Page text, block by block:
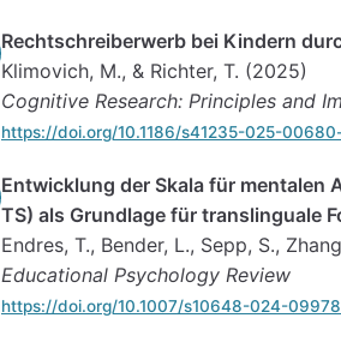
Rechtschreiberwerb bei Kindern
Klimovich, M., & Richter, T. (2025)
Cognitive Research: Principles and
https://doi.org/10.1186/s41235-025-
Entwicklung der Skala für mentalen
TS) als Grundlage für translinguale
Endres, T., Bender, L., Sepp, S.,
Educational Psychology Review
https://doi.org/10.1007/s10648-024-